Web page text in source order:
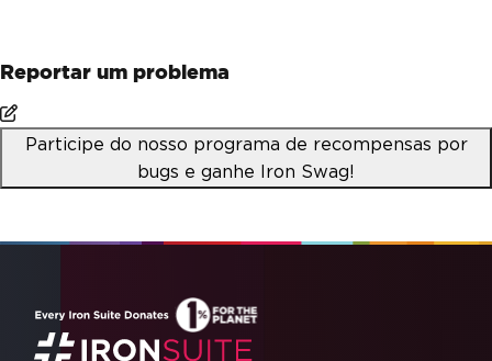
Reportar um problema
Participe do nosso programa de recompensas por
bugs e ganhe Iron Swag!